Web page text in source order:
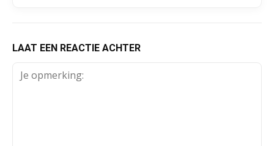
LAAT EEN REACTIE ACHTER